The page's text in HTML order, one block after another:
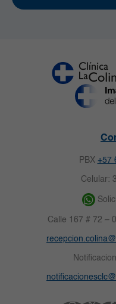
PBX +57
Celular:
Calle 167 # 72 –